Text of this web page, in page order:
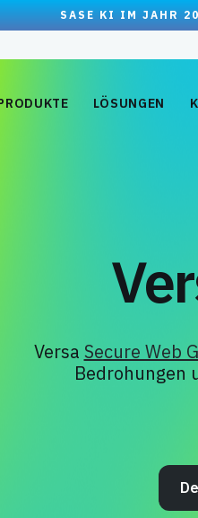
SASE KI IM JAHR
LÖSUNGEN
Versa Secure Web
Bedrohungen